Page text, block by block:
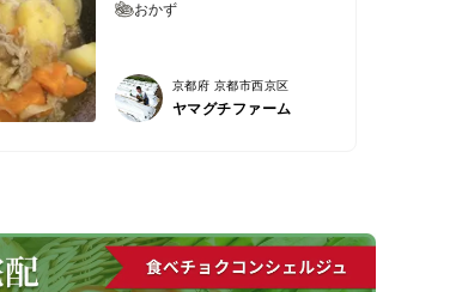
おかず
京都府 京都市西京区
ヤマグチファーム